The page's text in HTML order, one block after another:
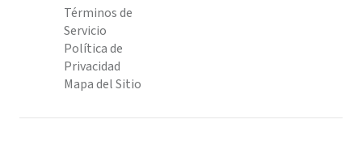
Términos de
Servicio
Política de
Privacidad
Mapa del Sitio